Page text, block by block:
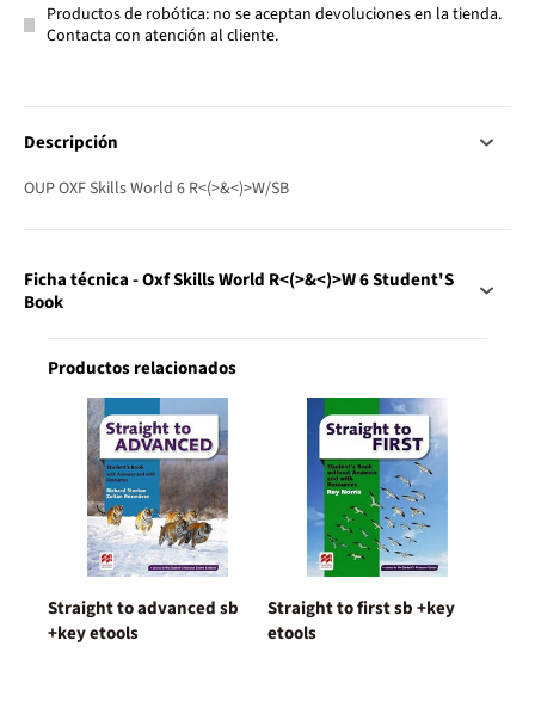
Productos de robótica: no se aceptan devoluciones en la tienda.
Contacta con atención al cliente.
Descripción
OUP OXF Skills World 6 R<(>&<)>W/SB
Ficha técnica - Oxf Skills World R<(>&<)>W 6 Student'S
Book
Productos relacionados
Straight to advanced sb
+key etools
Straight to first sb +key
etools